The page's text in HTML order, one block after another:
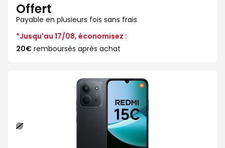
Offert
Payable en plusieurs fois sans frais
*Jusqu'au 17/08, économisez :
20€ remboursés après achat
Noir